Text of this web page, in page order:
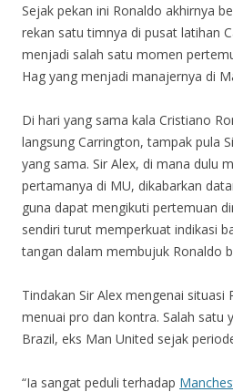
Sejak pekan ini Ronaldo akhirnya
rekan satu timnya di pusat latihan
menjadi salah satu momen
Hag yang menjadi manajernya di
Di hari yang sama kala Cristiano
langsung Carrington, tampak pula
yang sama. Sir Alex, di mana dulu
pertamanya di MU, dikabarkan
guna dapat mengikuti pertemuan
sendiri turut memperkuat indikasi
tangan dalam membujuk Ronaldo
Tindakan Sir Alex mengenai situasi
menuai pro dan kontra. Salah satu
Brazil, eks Man United sejak
“Ia sangat peduli terhadap